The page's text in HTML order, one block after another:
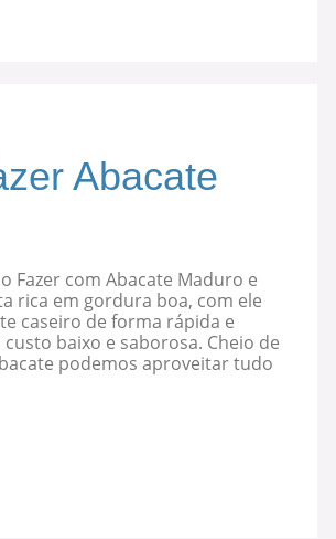
Abacate
Fazer com Abacate Maduro e
rica em gordura boa, com ele
caseiro de forma rápida e
baixo e saborosa. Cheio de
podemos aproveitar tudo